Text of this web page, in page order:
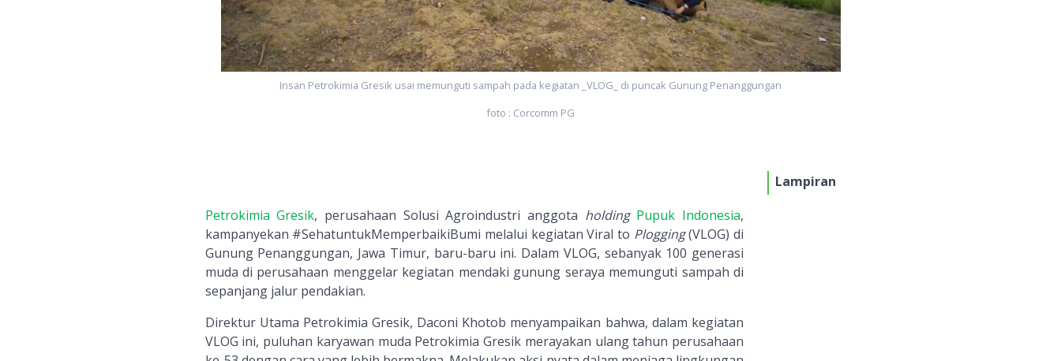
Insan Petrokimia Gresik usai memunguti sampah pada kegiatan _VLOG_ di puncak Gunung Penanggungan
foto : Corcomm PG
Petrokimia Gresik, perusahaan Solusi Agroindustri anggota holding Pupuk Indonesia,
kampanyekan #SehatuntukMemperbaikiBumi melalui kegiatan Viral to Plogging(VLOG) di
Gunung Penanggungan, Jawa Timur, baru-baru ini. Dalam VLOG, sebanyak 100 generasi
muda di perusahaan menggelar kegiatan mendaki gunung seraya memunguti sampah di
sepanjang jalur pendakian.
Direktur Utama Petrokimia Gresik, Daconi Khotob menyampaikan bahwa, dalam kegiatan
VLOG ini, puluhan karyawan muda Petrokimia Gresik merayakan ulang tahun perusahaan
Lampiran